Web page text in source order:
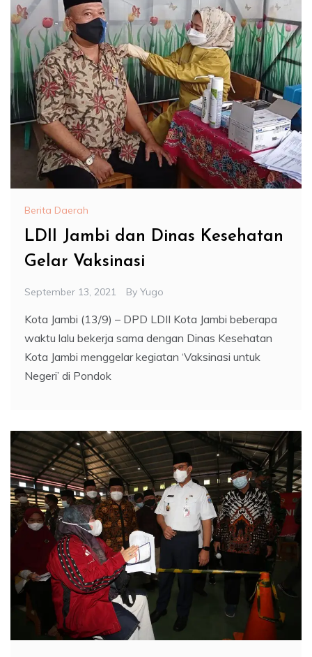
Berita Daerah
LDII Jambi dan Dinas Kesehatan
Gelar Vaksinasi
September 13, 2021 By Yugo
Kota Jambi (13/9) – DPD LDII Kota Jambi beberapa
waktu lalu bekerja sama dengan Dinas Kesehatan
Kota Jambi menggelar kegiatan ‘Vaksinasi untuk
Negeri’ di Pondok